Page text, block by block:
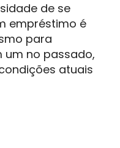
de se
empréstimo é
para
um no passado,
atuais